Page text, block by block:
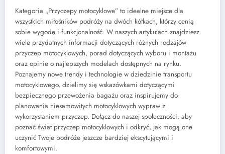
Kategoria „Przyczepy motocyklowe” to idealne miejsce dla
wszystkich miłośników podróży na dwóch kółkach, którzy cenią
sobie wygodę i funkcjonalność. W naszych artykułach znajdziesz
wiele przydatnych informacji dotyczących różnych rodzajów
przyczep motocyklowych, porad dotyczących wyboru i montażu
oraz opinie o najlepszych modelach dostępnych na rynku.
Poznajemy nowe trendy i technologie w dziedzinie transportu
motocyklowego, dzielimy się wskazówkami dotyczącymi
bezpiecznego przewożenia bagażu oraz inspirujemy do
planowania niesamowitych motocyklowych wypraw z
wykorzystaniem przyczep. Dołącz do naszej społeczności, aby
poznać świat przyczep motocyklowych i odkryć, jak mogą one
uczynić Twoje podróże jeszcze bardziej ekscytującymi i
komfortowymi.